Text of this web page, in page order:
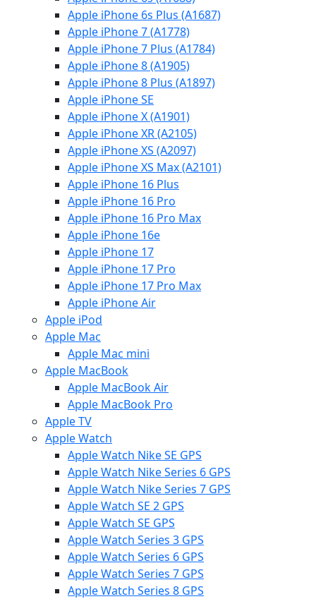
Apple iPhone 6s Plus (A1687)
Apple iPhone 7 (A1778)
Apple iPhone 7 Plus (A1784)
Apple iPhone 8 (A1905)
Apple iPhone 8 Plus (A1897)
Apple iPhone SE
Apple iPhone X (A1901)
Apple iPhone XR (A2105)
Apple iPhone XS (A2097)
Apple iPhone XS Max (A2101)
Apple iPhone 16 Plus
Apple iPhone 16 Pro
Apple iPhone 16 Pro Max
Apple iPhone 16e
Apple iPhone 17
Apple iPhone 17 Pro
Apple iPhone 17 Pro Max
Apple iPhone Air
Apple iPod
Apple Mac
Apple Mac mini
Apple MacBook
Apple MacBook Air
Apple MacBook Pro
Apple TV
Apple Watch
Apple Watch Nike SE GPS
Apple Watch Nike Series 6 GPS
Apple Watch Nike Series 7 GPS
Apple Watch SE 2 GPS
Apple Watch SE GPS
Apple Watch Series 3 GPS
Apple Watch Series 6 GPS
Apple Watch Series 7 GPS
Apple Watch Series 8 GPS